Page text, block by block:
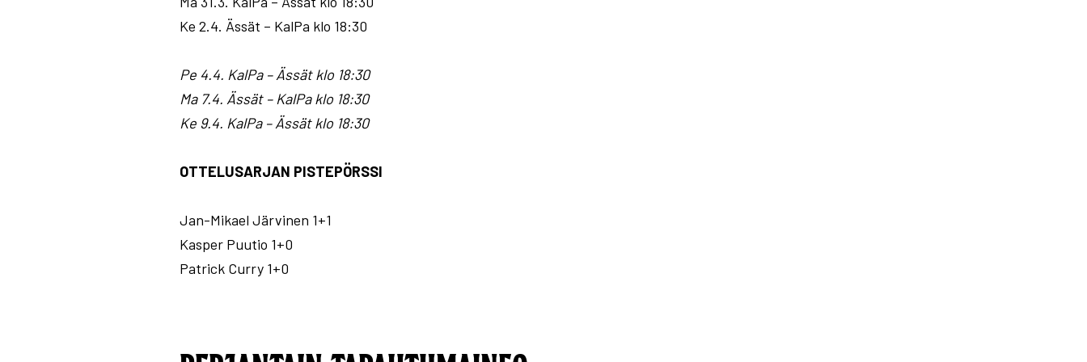
Ke 2.4. Ässät – KalPa klo 18:30
Pe 4.4. KalPa – Ässät klo 18:30
Ma 7.4. Ässät – KalPa klo 18:30
Ke 9.4. KalPa – Ässät klo 18:30
OTTELUSARJAN PISTEPÖRSSI
Jan-Mikael Järvinen 1+1
Kasper Puutio 1+0
Patrick Curry 1+0